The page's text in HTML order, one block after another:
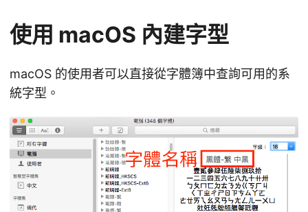
使用 macOS 內建字型
macOS 的使用者可以直接從字體簿中查詢可用的系
統字型。